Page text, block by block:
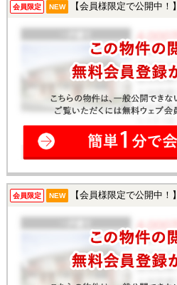
会員限定 NEW 【会員様限定で公開中！】
会員限定 NEW 【会員様限定で公開中！】